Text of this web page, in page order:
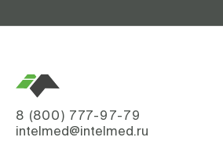
8 (800) 777-97-79
intelmed@intelmed.ru